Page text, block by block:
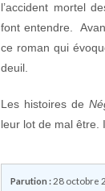
l’accident mortel
font entendre.
ce roman qui
deuil.
Les histoires de
leur lot de mal être.
Parution : 28 octobre